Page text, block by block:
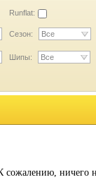
Runflat:
Сезон: Все
Шипы: Все
сожалению, ничего